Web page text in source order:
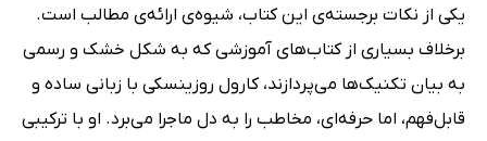
یکی از نکات برجسته‌ی این کتاب، شیوه‌ی ارائه‌ی مطالب است.
برخلاف بسیاری از کتاب‌های آموزشی که به شکل خشک و رسمی
به بیان تکنیک‌ها می‌پردازند، کارول روزینسکی با زبانی ساده و
قابل‌فهم، اما حرفه‌ای، مخاطب را به دل ماجرا می‌برد. او با ترکیبی